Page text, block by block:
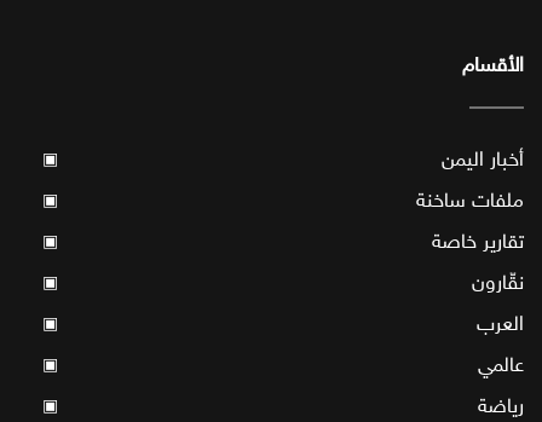
الأقسام
أخبار اليمن ▣
ملفات ساخنة ▣
تقارير خاصة ▣
نقّارون ▣
العرب ▣
عالمي ▣
رياضة ▣